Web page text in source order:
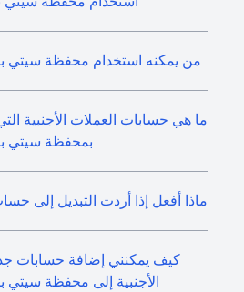
من يمكنه استخدام محفظة سيتي
ما هي حسابات العملات الأجنبية
بمحفظة سيتي
ماذا أفعل إذا أردت التبديل إلى
كيف يمكنني إضافة حسابات
الأجنبية إلى محفظة سيتي